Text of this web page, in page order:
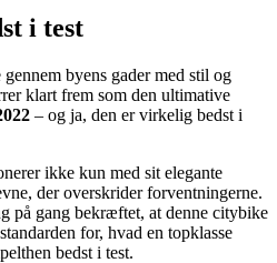
i test
byens gader med stil og
klart frem som den ultimative
– og ja, den er virkelig bedst i
ikke kun med sit elegante
der overskrider forventningerne.
på gang bekræftet, at denne citybike
for, hvad en topklasse
bedst i test.